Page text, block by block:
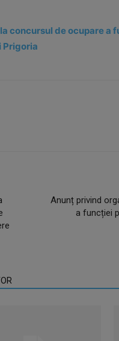
concursul de ocupare a
Prigoria
Anunț privind
a funcției